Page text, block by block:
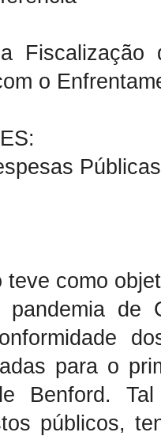
Fiscalização
o
teve como
pandemia
para o
Benford.
públicos,